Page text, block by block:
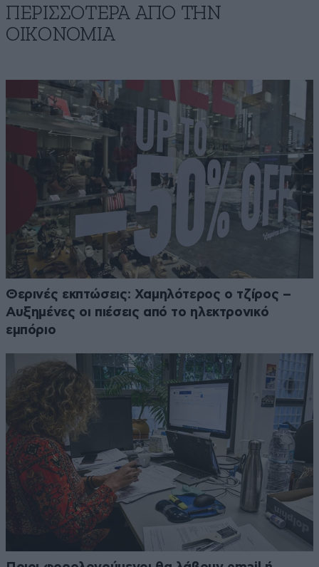
ΠΕΡΙΣΣΟΤΕΡΑ ΑΠΟ ΤΗΝ
ΟΙΚΟΝΟΜΙΑ
Θερινές εκπτώσεις: Χαμηλότερος ο τζίρος –
Αυξημένες οι πιέσεις από το ηλεκτρονικό
εμπόριο